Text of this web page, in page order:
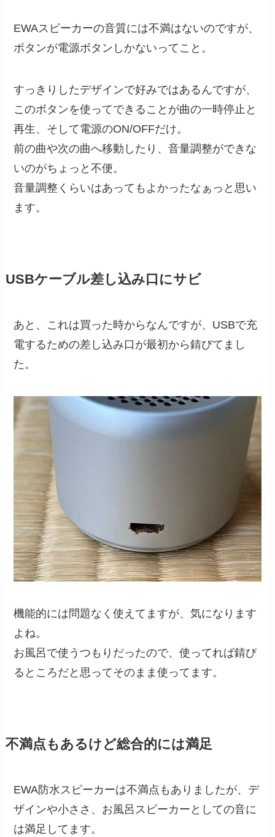
EWAスピーカーの音質には不満はないのですが、
ボタンが電源ボタンしかないってこと。
すっきりしたデザインで好みではあるんですが、
このボタンを使ってできることが曲の一時停止と
再生、そして電源のON/OFFだけ。
前の曲や次の曲へ移動したり、音量調整ができな
いのがちょっと不便。
音量調整くらいはあってもよかったなぁっと思い
ます。
USBケーブル差し込み口にサビ
あと、これは買った時からなんですが、USBで充
電するための差し込み口が最初から錆びてまし
た。
機能的には問題なく使えてますが、気になります
よね。
お風呂で使うつもりだったので、使ってれば錆び
るところだと思ってそのまま使ってます。
不満点もあるけど総合的には満足
EWA防水スピーカーは不満点もありましたが、デ
ザインや小ささ、お風呂スピーカーとしての音に
は満足してます。